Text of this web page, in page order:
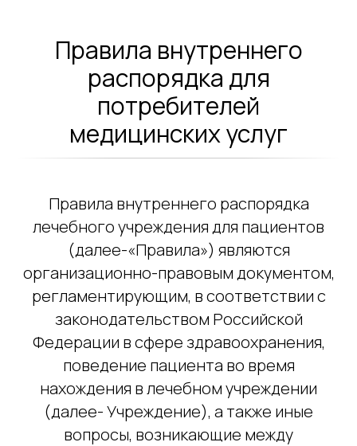
Правила внутреннего
распорядка для
потребителей
медицинских услуг
Правила внутреннего распорядка
лечебного учреждения для пациентов
(далее-«Правила») являются
организационно-правовым документом,
регламентирующим, в соответствии с
законодательством Российской
Федерации в сфере здравоохранения,
поведение пациента во время
нахождения в лечебном учреждении
(далее- Учреждение), а также иные
вопросы, возникающие между